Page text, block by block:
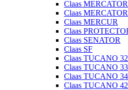
Claas
Claas
Claas MERCUR
Claas
Claas SENATOR
Claas SF
Claas TUCANO
Claas TUCANO
Claas TUCANO
Claas TUCANO